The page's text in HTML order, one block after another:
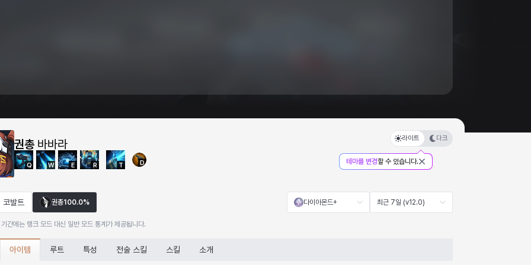
권총 바바라
Q W E R T D
라이트 다크
테마를 변경할 수 있습니다.
코발트 권총100.0% 다이아몬드+ 최근 7일 (v12.0)
간에는 랭크 모드 대신 일반 모드 통계가 제공됩니다.
아이템 루트 특성 전술 스킬 스킬 소개